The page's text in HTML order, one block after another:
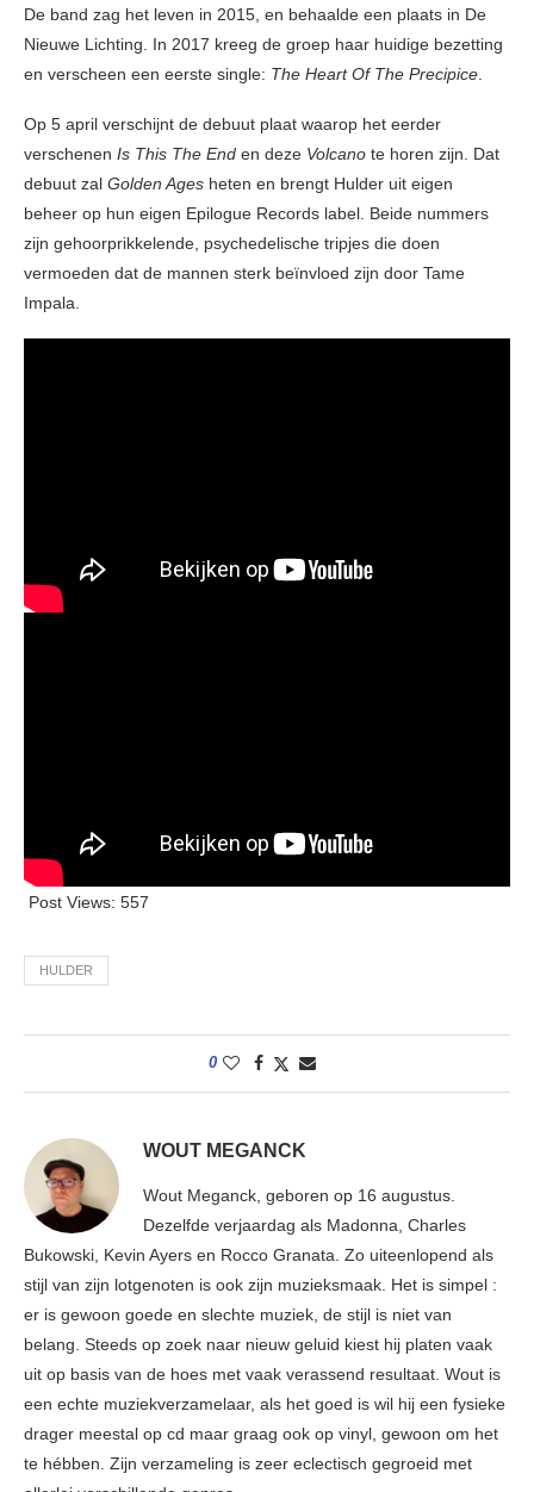
De band zag het leven in 2015, en behaalde een plaats in De
Nieuwe Lichting. In 2017 kreeg de groep haar huidige bezetting
en verscheen een eerste single: The Heart Of The Precipice.
Op 5 april verschijnt de debuut plaat waarop het eerder
verschenen Is This The End en deze Volcano te horen zijn. Dat
debuut zal Golden Ages heten en brengt Hulder uit eigen
beheer op hun eigen Epilogue Records label. Beide nummers
zijn gehoorprikkelende, psychedelische tripjes die doen
vermoeden dat de mannen sterk beïnvloed zijn door Tame
Impala.
Post Views: 557
HULDER
0
WOUT MEGANCK
Wout Meganck, geboren op 16 augustus.
Dezelfde verjaardag als Madonna, Charles
Bukowski, Kevin Ayers en Rocco Granata. Zo uiteenlopend als
stijl van zijn lotgenoten is ook zijn muzieksmaak. Het is simpel :
er is gewoon goede en slechte muziek, de stijl is niet van
belang. Steeds op zoek naar nieuw geluid kiest hij platen vaak
uit op basis van de hoes met vaak verassend resultaat. Wout is
een echte muziekverzamelaar, als het goed is wil hij een fysieke
drager meestal op cd maar graag ook op vinyl, gewoon om het
te hébben. Zijn verzameling is zeer eclectisch gegroeid met